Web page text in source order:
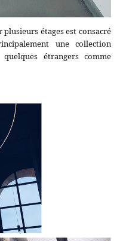
plusieurs étages est consacré
une collection
étrangers comme